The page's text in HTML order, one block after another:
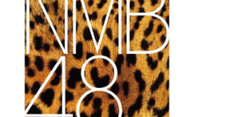
韓国人「竹田恒泰とか36親
結局「SPY×FAMILY」は何
韓国サッカー協会、外国人
韓国人「韓国サッカー協会